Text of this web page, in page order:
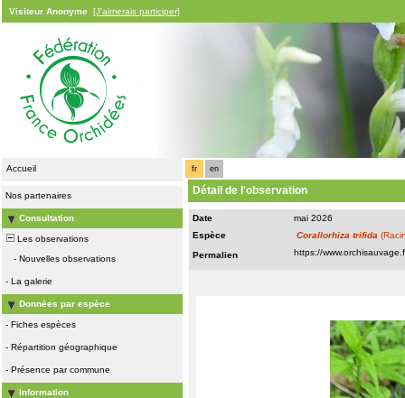
Visiteur Anonyme [J'aimerais participer]
Accueil
Nos partenaires
Consultation
Les observations
- Nouvelles observations
- La galerie
Données par espèce
- Fiches espèces
- Répartition géographique
- Présence par commune
Information
fr en
Détail de l'observation
Date
mai 2026
Espèce
Corallorhiza trifida
Permalien